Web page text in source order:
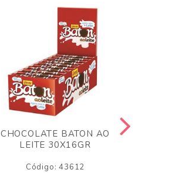
CHOCOLATE BATON AO
LEITE 30X16GR
Código: 43612